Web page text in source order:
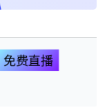
免费直播